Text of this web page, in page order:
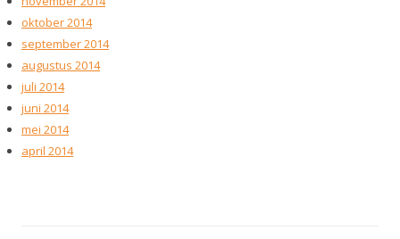
oktober 2014
september 2014
augustus 2014
juli 2014
juni 2014
mei 2014
april 2014